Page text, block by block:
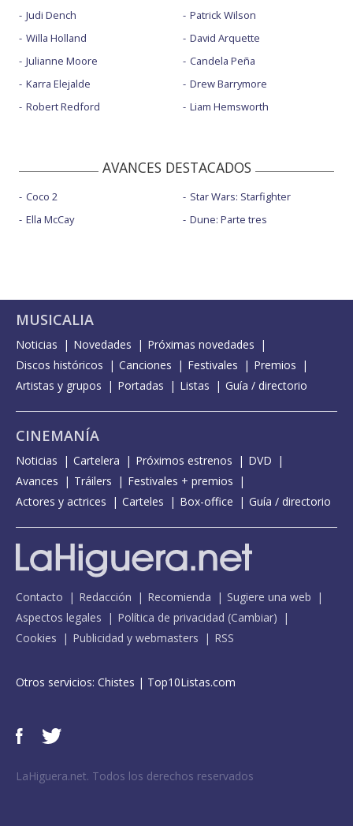
Judi Dench
Willa Holland
Julianne Moore
Karra Elejalde
Robert Redford
Patrick Wilson
David Arquette
Candela Peña
Drew Barrymore
Liam Hemsworth
AVANCES DESTACADOS
Coco 2
Ella McCay
Star Wars: Starfighter
Dune: Parte tres
MUSICALIA
Noticias Novedades
Próximas novedades
Discos históricos
Canciones Festivales
Premios
Artistas y grupos
Portadas Listas Guía / directorio
CINEMANÍA
Noticias Cartelera Próximos estrenos
DVD
Avances
Tráilers
Festivales + premios
Actores y actrices
Carteles Box-office Guía / directorio
Contacto Redacción Recomienda
Sugiere una web
Aspectos legales
Política de privacidad (Cambiar)
Cookies
Publicidad y webmasters RSS
Otros servicios: Chistes | Top10Listas.com
LaHiguera.net. Todos los derechos reservados